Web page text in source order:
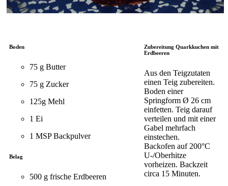
Boden
75 g Butter
75 g Zucker
125g Mehl
1 Ei
1 MSP Backpulver
Belag
500 g frische Erdbeeren
Zubereitung Quarkkuchen mit
Erdbeeren
Aus den Teigzutaten
einen Teig zubereiten.
Boden einer
Springform Ø 26 cm
einfetten. Teig darauf
verteilen und mit einer
Gabel mehrfach
einstechen.
Backofen auf 200°C
U-/Oberhitze
vorheizen. Backzeit
circa 15 Minuten.